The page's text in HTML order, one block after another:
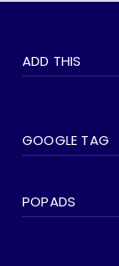
ADD THIS
GOOGLE TAG
POPADS